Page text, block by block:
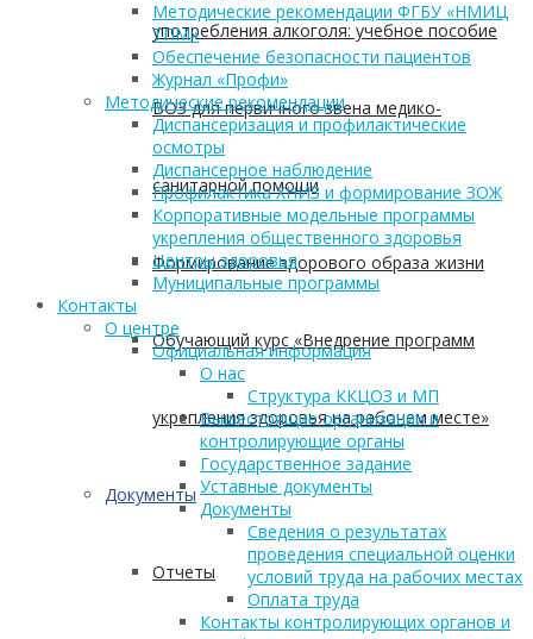
употребления алкоголя: учебное пособие
ВОЗ для первичного звена медико-
санитарной помощи
Формирование здорового образа жизни
Обучающий курс «Внедрение программ
укрепления здоровья на рабочем месте»
Документы
Отчеты
Методические рекомендации ФГБУ «НМИЦ
ТПМ»
Обеспечение безопасности пациентов
Журнал «Профи»
Методические рекомендации
Диспансеризация и профилактические
осмотры
Диспансерное наблюдение
Профилактика ХНИЗ и формирование ЗОЖ
Корпоративные модельные программы
укрепления общественного здоровья
Центры здоровья
Муниципальные программы
Контакты
О центре
Официальная информация
О нас
Структура ККЦОЗ и МП
Вышестоящие организации и
контролирующие органы
Государственное задание
Уставные документы
Документы
Сведения о результатах
проведения специальной оценки
условий труда на рабочих местах
Оплата труда
Контакты контролирующих органов и